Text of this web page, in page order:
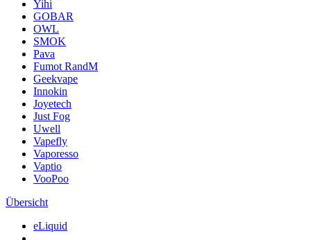
Yihi
GOBAR
OWL
SMOK
Pava
Fumot RandM
Geekvape
Innokin
Joyetech
Just Fog
Uwell
Vapefly
Vaporesso
Vaptio
VooPoo
Übersicht
eLiquid